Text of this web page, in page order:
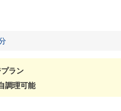
ラン
調理可能